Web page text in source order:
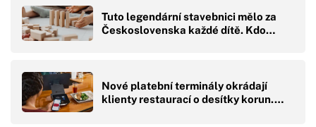
Tuto legendární stavebnici mělo za
Československa každé dítě. Kdo…
Nové platební terminály okrádají
klienty restaurací o desítky korun.…